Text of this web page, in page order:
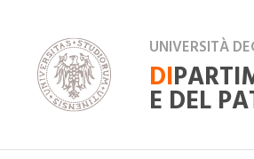
UNIVERSITÀ
DI
E DEL